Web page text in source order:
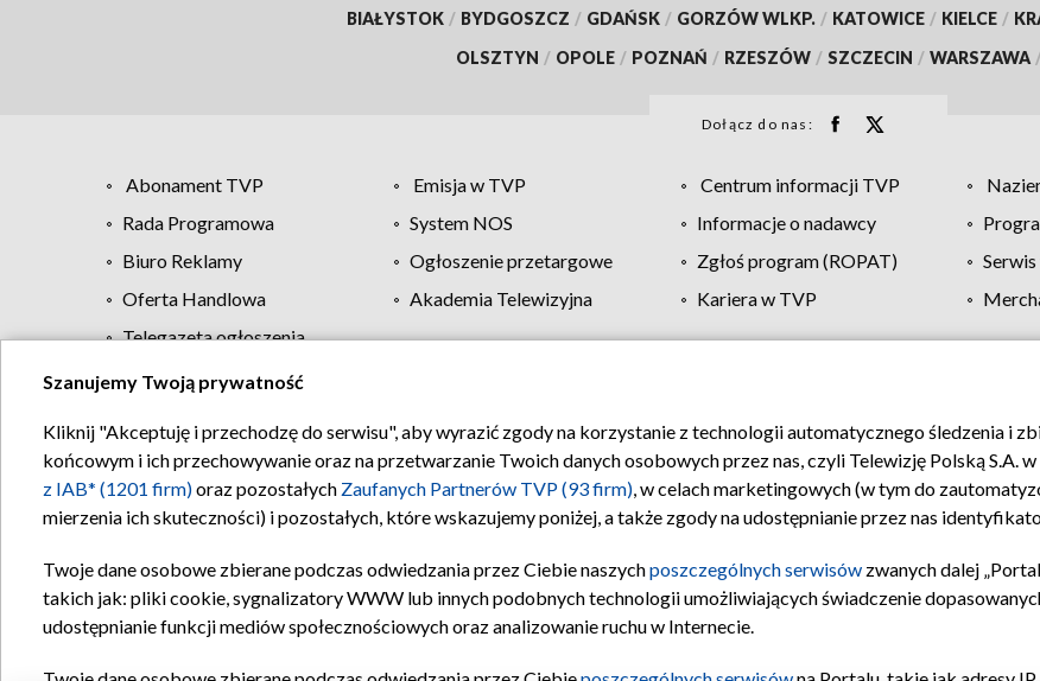
BIAŁYSTOK / BYDGOSZCZ / GDAŃSK / GORZÓW WLKP. / KATOWICE / KIELCE /
OLSZTYN / OPOLE / POZNAŃ / RZESZÓW / SZCZECIN / WARSZAWA
Dołącz do nas:
Abonament TVP Emisja w TVP Centrum informacji TVP
Rada Programowa
System NOS Informacje o nadawcy
Biuro Reklamy
Ogłoszenie przetargowe Zgłoś program (ROPAT)
Oferta Handlowa
Akademia Telewizyjna Kariera w TVP
Telegazeta ogłoszenia
Regulamin TVP Polityka prywatności Moje zgody Pomoc Biuro
Szanujemy Twoją prywatność
Kliknij "Akceptuję i przechodzę do serwisu", aby wyrazić zgody na korzystanie z technologii automatycznego śledzenia i
końcowym i ich przechowywanie oraz na przetwarzanie Twoich danych osobowych przez nas, czyli Telewizję Polską S.A.
z IAB* (1201 firm)oraz pozostałych Zaufanych Partnerów TVP (93 firm), w celach marketingowych (w tym do
mierzenia ich skuteczności) i pozostałych, które wskazujemy poniżej, a także zgody na udostępnianie przez nas
Twoje dane osobowe zbierane podczas odwiedzania przez Ciebie naszychposzczególnych serwisów zwanych dalej
takich jak: pliki cookie, sygnalizatory WWW lub innych podobnych technologii umożliwiających świadczenie
udostępnianie funkcji mediów społecznościowych oraz analizowanie ruchu w Internecie.